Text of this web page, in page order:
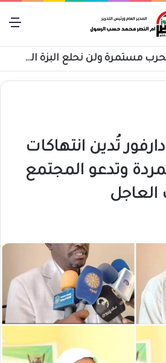
جبريل ابراهيم: الحرب مستمرة ولن نحلع البزة العسكرية حتى استعادة كامل البلاد
تُدين انتهاكات
وتدعو المجتمع
العاجل